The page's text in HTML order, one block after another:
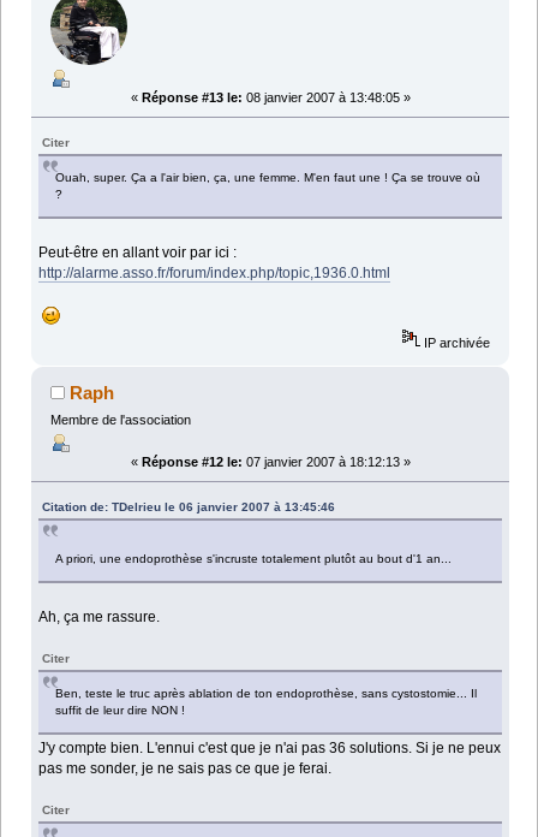
« Réponse #13 le: 08 janvier 2007 à 13:48:05 »
Citer
Ouah, super. Ça a l'air bien, ça, une femme. M'en faut une ! Ça se trouve où
?
Peut-être en allant voir par ici :
http://alarme.asso.fr/forum/index.php/topic,1936.0.html
IP archivée
Raph
Membre de l'association
« Réponse #12 le: 07 janvier 2007 à 18:12:13 »
Citation de: TDelrieu le 06 janvier 2007 à 13:45:46
A priori, une endoprothèse s'incruste totalement plutôt au bout d'1 an...
Ah, ça me rassure.
Citer
Ben, teste le truc après ablation de ton endoprothèse, sans cystostomie... Il
suffit de leur dire NON !
J'y compte bien. L'ennui c'est que je n'ai pas 36 solutions. Si je ne peux
pas me sonder, je ne sais pas ce que je ferai.
Citer